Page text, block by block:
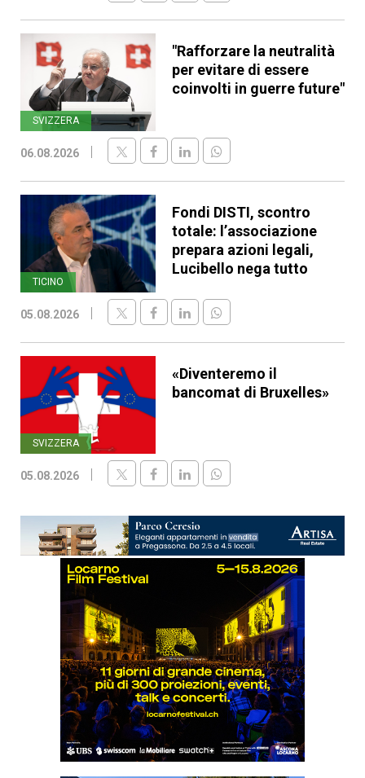
SVIZZERA
"Rafforzare la neutralità
per evitare di essere
coinvolti in guerre future"
06.08.2026
TICINO
Fondi DISTI, scontro
totale: l’associazione
prepara azioni legali,
Lucibello nega tutto
05.08.2026
SVIZZERA
«Diventeremo il
bancomat di Bruxelles»
05.08.2026